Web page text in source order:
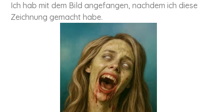
Ich hab mit dem Bild ange­fan­gen, nachdem ich diese
Zeichnung gemacht habe.